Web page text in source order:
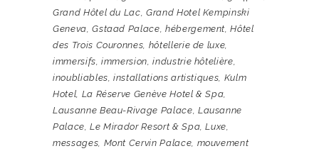
Grand Hôtel du Lac,Grand Hotel Kempinski
Geneva,Gstaad Palace, hébergement,Hôtel
des Trois Couronnes, hôtellerie de luxe,
immersifs,immersion,industrie hôtelière,
inoubliables,installations artistiques, Kulm
Hotel, La Réserve Genève Hotel & Spa,
Lausanne Beau-Rivage Palace, Lausanne
Palace,Le Mirador Resort & Spa,Luxe,
messages, Mont Cervin Palace, mouvement